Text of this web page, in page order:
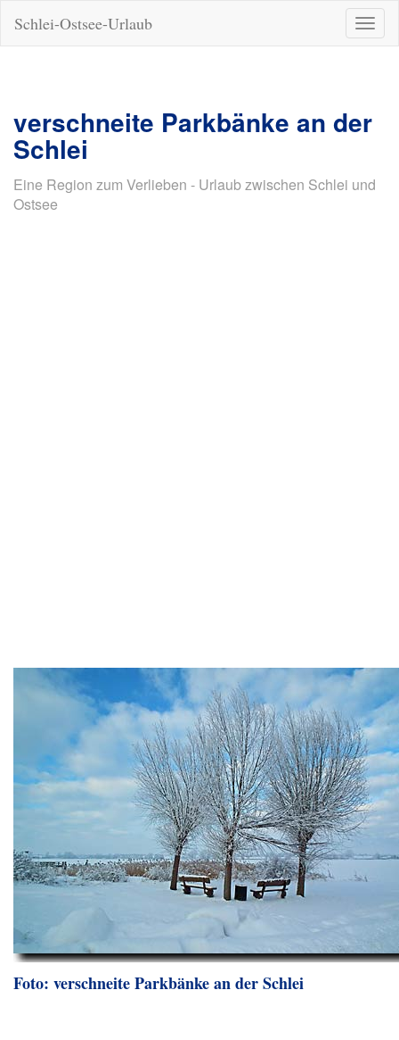
ein-/
Schlei-Ostsee-Urlaub
verschneite Parkbänke an der
Schlei
Eine Region zum Verlieben - Urlaub zwischen Schlei und
Ostsee
Foto: verschneite Parkbänke an der Schlei